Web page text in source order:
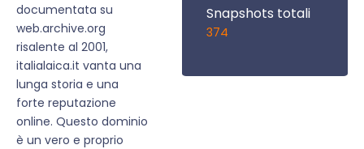
documentata su
web.archive.org
risalente al 2001,
italialaica.it vanta una
lunga storia e una
forte reputazione
online. Questo dominio
è un vero e proprio
Snapshots totali
374